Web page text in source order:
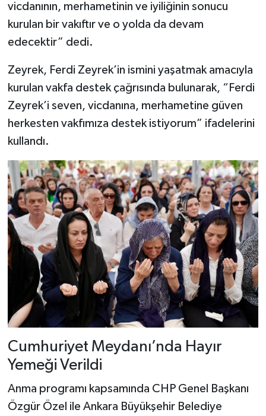
vicdanının, merhametinin ve iyiliğinin sonucu
kurulan bir vakıftır ve o yolda da devam
edecektir” dedi.
Zeyrek, Ferdi Zeyrek’in ismini yaşatmak amacıyla
kurulan vakfa destek çağrısında bulunarak, “Ferdi
Zeyrek’i seven, vicdanına, merhametine güven
herkesten vakfımıza destek istiyorum” ifadelerini
kullandı.
Cumhuriyet Meydanı’nda Hayır
Yemeği Verildi
Anma programı kapsamında CHP Genel Başkanı
Özgür Özel ile Ankara Büyükşehir Belediye